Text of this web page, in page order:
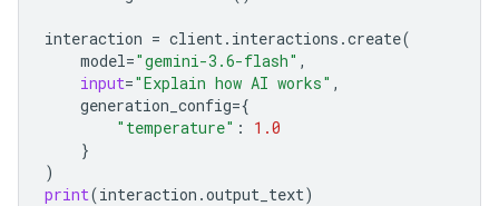
interaction = client. interactions .create(
model="gemini-3.6-flash" ,
input="Explain how AI works" ,
generation_config={
"temperature" :
1.0
}
)
print(interaction .output_text)